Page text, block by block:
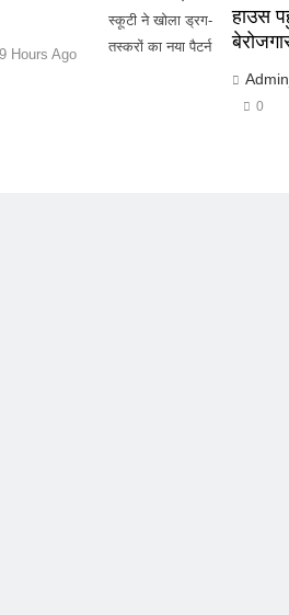
Hours Ago
स्कूटी ने खोला ड्रग-
तस्करों का नया पैटर्न
हाउस
0